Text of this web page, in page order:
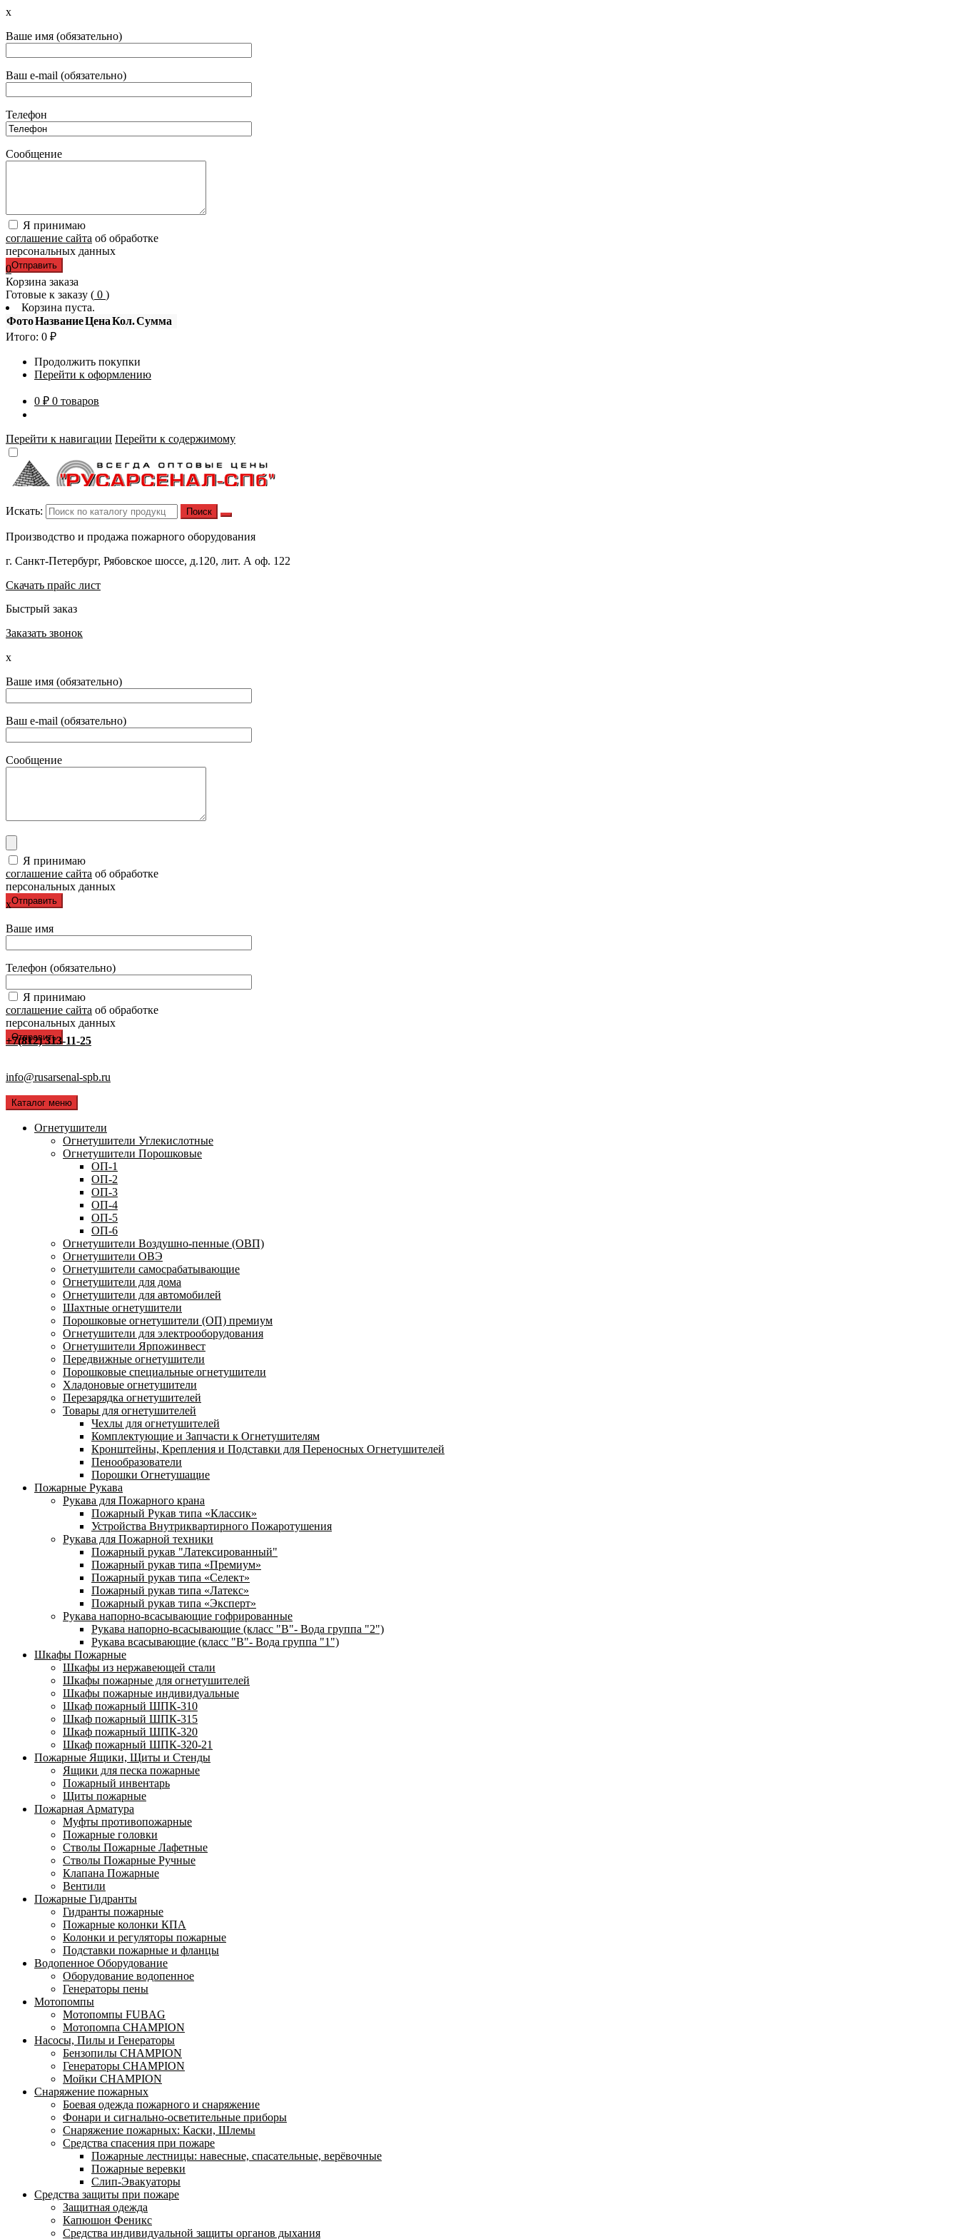
x
Ваше имя (обязательно)
Ваш e-mail (обязательно)
Телефон
Сообщение
Я принимаю
соглашение сайта об обработке
персональных данных
0
Корзина заказа
Готовые к заказу ( 0 )
Корзина пуста.
ФотоНазваниеЦенаКол.Сумма
Итого: 0 ₽
Продолжить покупки
Перейти к оформлению
0 ₽ 0 товаров
Перейти к навигации Перейти к содержимому
Искать:
Производство и продажа пожарного оборудования
г. Санкт-Петербург, Рябовское шоссе, д.120, лит. А оф. 122
Скачать прайс лист
Быстрый заказ
Заказать звонок
x
Ваше имя (обязательно)
Ваш e-mail (обязательно)
Сообщение
Я принимаю
соглашение сайта об обработке
персональных данных
x
Ваше имя
Телефон (обязательно)
Я принимаю
соглашение сайта об обработке
персональных данных
+7(812) 313-11-25
info@rusarsenal-spb.ru
Каталог меню
Огнетушители
Огнетушители Углекислотные
Огнетушители Порошковые
ОП-1
ОП-2
ОП-3
ОП-4
ОП-5
ОП-6
Огнетушители Воздушно-пенные (ОВП)
Огнетушители ОВЭ
Огнетушители самосрабатывающие
Огнетушители для дома
Огнетушители для автомобилей
Шахтные огнетушители
Порошковые огнетушители (ОП) премиум
Огнетушители для электрооборудования
Огнетушители Ярпожинвест
Передвижные огнетушители
Порошковые специальные огнетушители
Хладоновые огнетушители
Перезарядка огнетушителей
Товары для огнетушителей
Чехлы для огнетушителей
Комплектующие и Запчасти к Огнетушителям
Кронштейны, Крепления и Подставки для Переносных Огнетушителей
Пенообразователи
Порошки Огнетушащие
Пожарные Рукава
Рукава для Пожарного крана
Пожарный Рукав типа «Классик»
Устройства Внутриквартирного Пожаротушения
Рукава для Пожарной техники
Пожарный рукав "Латексированный"
Пожарный рукав типа «Премиум»
Пожарный рукав типа «Селект»
Пожарный рукав типа «Латекс»
Пожарный рукав типа «Эксперт»
Рукава напорно-всасывающие гофрированные
Рукава напорно-всасывающие (класс "В"- Вода группа "2")
Рукава всасывающие (класс "В"- Вода группа "1")
Шкафы Пожарные
Шкафы из нержавеющей стали
Шкафы пожарные для огнетушителей
Шкафы пожарные индивидуальные
Шкаф пожарный ШПК-310
Шкаф пожарный ШПК-315
Шкаф пожарный ШПК-320
Шкаф пожарный ШПК-320-21
Пожарные Ящики, Щиты и Стенды
Ящики для песка пожарные
Пожарный инвентарь
Щиты пожарные
Пожарная Арматура
Муфты противопожарные
Пожарные головки
Стволы Пожарные Лафетные
Стволы Пожарные Ручные
Клапана Пожарные
Вентили
Пожарные Гидранты
Гидранты пожарные
Пожарные колонки КПА
Колонки и регуляторы пожарные
Подставки пожарные и фланцы
Водопенное Оборудование
Оборудование водопенное
Генераторы пены
Мотопомпы
Мотопомпы FUBAG
Мотопомпа CHAMPION
Насосы, Пилы и Генераторы
Бензопилы CHAMPION
Генераторы CHAMPION
Мойки CHAMPION
Снаряжение пожарных
Боевая одежда пожарного и снаряжение
Фонари и сигнально-осветительные приборы
Снаряжение пожарных: Каски, Шлемы
Средства спасения при пожаре
Пожарные лестницы: навесные, спасательные, верёвочные
Пожарные веревки
Слип-Эвакуаторы
Средства защиты при пожаре
Защитная одежда
Капюшон Феникс
Средства индивидуальной защиты органов дыхания